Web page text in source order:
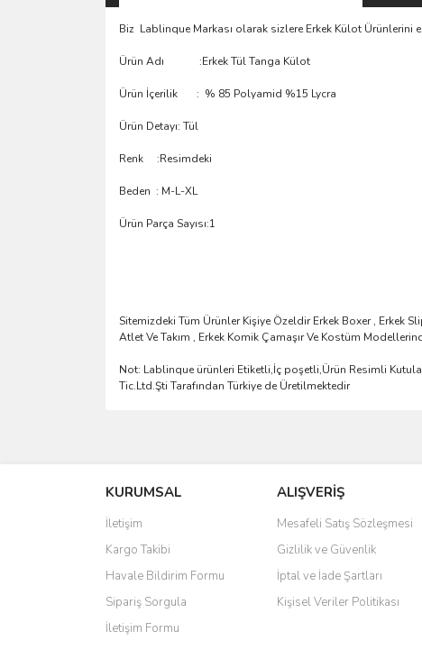
Biz Lablinque Markası olarak sizlere Erkek Külot Ürünlerini
Ürün Adı :Erkek Tül Tanga Külot
Ürün İçerilik : % 85 Polyamid %15 Lycra
Ürün Detayı: Tül
Renk :Resimdeki
Beden : M-L-XL
Ürün Parça Sayısı:1
Sitemizdeki Tüm Ürünler Kişiye Özeldir Erkek Boxer , Erkek
Atlet Ve Takım , Erkek Komik Çamaşır Ve Kostüm
Not: Lablinque ürünleri Etiketli,İç poşetli,Ürün Resimli
Tic.Ltd.Şti Tarafından Türkiye de Üretilmektedir
Ürün resmi kalitesiz, bozuk veya görüntülenemiyor.
Ürün açıklamasında eksik bilgiler bulunuyor.
Ürün bilgilerinde hatalar bulunuyor.
Ürün fiyatı diğer sitelerden daha pahalı.
Bu ürüne benzer farklı alternatifler olmalı.
KURUMSAL
İletişim
Kargo Takibi
Havale Bildirim Formu
Sipariş Sorgula
İletişim Formu
ALIŞVERİŞ
Mesafeli Satış Sözleşmesi
Gizlilik ve Güvenlik
İptal ve İade Şartları
Kişisel Veriler Politikası